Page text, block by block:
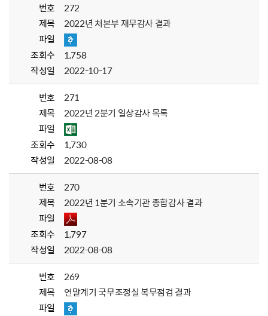
번호
272
제목
2022년 처본부 재무감사 결과
파일
조회수
1,758
작성일
2022-10-17
번호
271
제목
2022년 2분기 일상감사 목록
파일
조회수
1,730
작성일
2022-08-08
번호
270
제목
2022년 1분기 소속기관 종합감사 결과
파일
조회수
1,797
작성일
2022-08-08
번호
269
제목
연말계기 국무조정실 복무점검 결과
파일